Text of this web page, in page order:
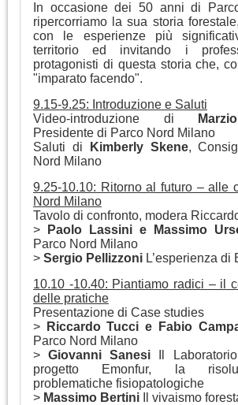
In occasione dei 50 anni di
ripercorriamo la sua storia
con le esperienze più
territorio ed invitando i
protagonisti di questa storia che,
"imparato facendo".
9.15-9.25: Introduzione e Saluti
Video-introduzione di
Presidente di Parco Nord Milano
Saluti di
Kimberly Skene,
Nord Milano
9.25-10.10: Ritorno al futuro – alle
Nord Milano
Tavolo di confronto, modera
>
Paolo Lassini e Massimo
Parco Nord Milano
> Sergio Pellizzoni L’esperienza di
10.10 -10.40: Piantiamo radici – il
delle pratiche
Presentazione di Case studies
>
Riccardo Tucci e Fabio
Parco Nord Milano
>Giovanni Sanesi Il
progetto Emonfur, la
problematiche fisiopatologiche
> Massimo Bertini
Il vivaismo